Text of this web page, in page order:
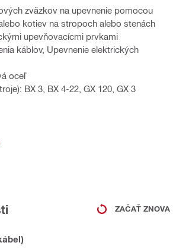
zväzkov na upevnenie pomocou
kotiev na stropoch alebo stenách
upevňovacícmi prvkami
káblov, Upevnenie elektrických
oceľ
BX 3, BX 4-22, GX 120, GX 3
ZAČAŤ ZNOVA